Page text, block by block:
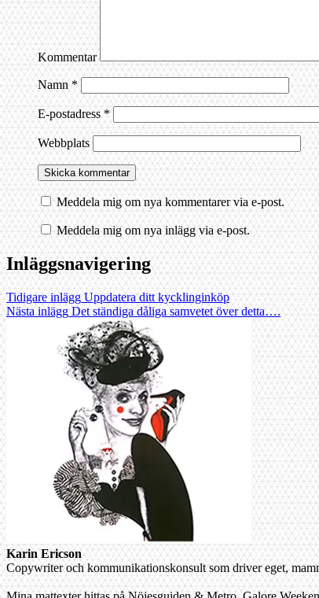
Kommentar
Namn*
E-postadress*
Webbplats
Meddela mig om nya kommentarer via e-post.
Meddela mig om nya inlägg via e-post.
Inläggsnavigering
Tidigare inläggUppdatera ditt kycklinginköp
Nästa inläggDet ständiga dåliga samvetet över detta….
Karin Ericson
Copywriter och kommunikationskonsult som driver eget,